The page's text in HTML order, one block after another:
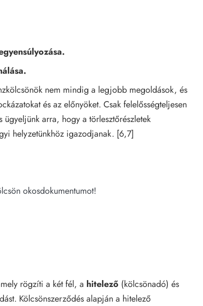
nem mindig a legjobb megoldások, és
és az előnyöket. Csak felelősségteljesen
arra, hogy a törlesztőrészletek
helyzetünkhöz igazodjanak. [6,7]
okosdokumentumot!
rögzíti a két fél, a hitelező (kölcsönadó) és
Kölcsönszerződés alapján a hitelező